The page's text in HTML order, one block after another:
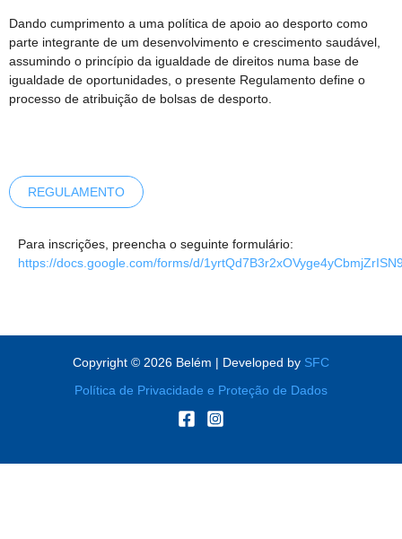
Dando cumprimento a uma política de apoio ao desporto como
parte integrante de um desenvolvimento e crescimento saudável,
assumindo o princípio da igualdade de direitos numa base de
igualdade de oportunidades, o presente Regulamento define o
processo de atribuição de bolsas de desporto.
REGULAMENTO
Para inscrições, preencha o seguinte formulário:
https://docs.google.com/forms/d/
Copyright © 2026 Belém | Developed by SFC
Política de Privacidade e Proteção de Dados